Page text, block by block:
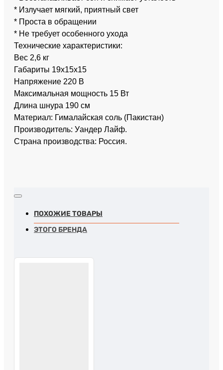
* Излучает мягкий, приятный свет
* Проста в обращении
* Не требует особенного ухода
Технические характеристики:
Вес 2,6 кг
Габариты 19x15x15
Напряжение 220 В
Максимальная мощность 15 Вт
Длина шнура 190 см
Материал: Гималайская соль (Пакистан)
Производитель: Уандер Лайф.
Страна производства: Россия.
ПОХОЖИЕ ТОВАРЫ
ЭТОГО БРЕНДА